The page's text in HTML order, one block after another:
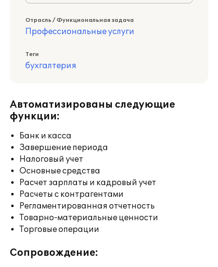
Отрасль / Функциональная задача
Профессиональные услуги
Теги
бухгалтерия
Автоматизированы следующие
функции:
Банк и касса
Завершение периода
Налоговый учет
Основные средства
Расчет зарплаты и кадровый учет
Расчеты с контрагентами
Регламентированная отчетность
Товарно-материальные ценности
Торговые операции
Сопровождение: